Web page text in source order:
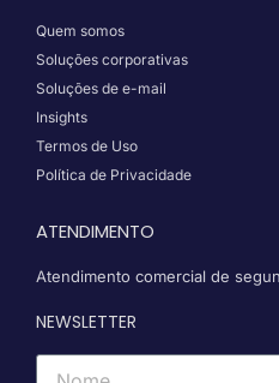
Quem somos
Soluções corporativas
Soluções de e-mail
Insights
Termos de Uso
Política de Privacidade
ATENDIMENTO
Atendimento comercial de
NEWSLETTER